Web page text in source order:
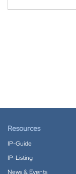
Resources
IP-Guide
IP-Listing
News & Events